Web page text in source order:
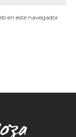
en este navegador